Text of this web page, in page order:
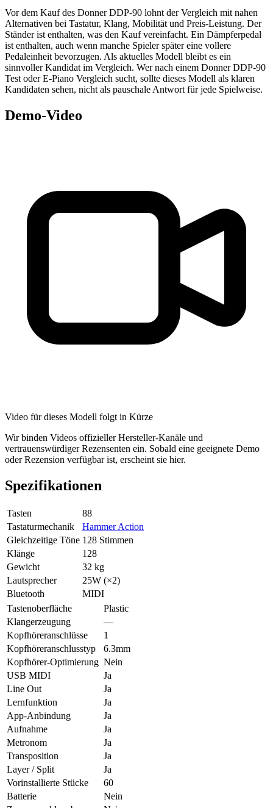
Vor dem Kauf des Donner DDP-90 lohnt der Vergleich mit nahen
Alternativen bei Tastatur, Klang, Mobilität und Preis-Leistung. Der
Ständer ist enthalten, was den Kauf vereinfacht. Ein Dämpferpedal
ist enthalten, auch wenn manche Spieler später eine vollere
Pedaleinheit bevorzugen. Als aktuelles Modell bleibt es ein
sinnvoller Kandidat im Vergleich. Wer nach einem Donner DDP-90
Test oder E-Piano Vergleich sucht, sollte dieses Modell als klaren
Kandidaten sehen, nicht als pauschale Antwort für jede Spielweise.
Demo-Video
Video für dieses Modell folgt in Kürze
Wir binden Videos offizieller Hersteller-Kanäle und
vertrauenswürdiger Rezensenten ein. Sobald eine geeignete Demo
oder Rezension verfügbar ist, erscheint sie hier.
Spezifikationen
Tasten
88
Tastaturmechanik
Hammer Action
Gleichzeitige Töne 128 Stimmen
Klänge
128
Gewicht
32 kg
Lautsprecher
25W (×2)
Bluetooth
MIDI
Tastenoberfläche
Plastic
Klangerzeugung
—
Kopfhöreranschlüsse
1
Kopfhöreranschlusstyp
6.3mm
Kopfhörer-Optimierung Nein
USB MIDI
Ja
Line Out
Ja
Lernfunktion
Ja
App-Anbindung
Ja
Aufnahme
Ja
Metronom
Ja
Transposition
Ja
Layer / Split
Ja
Vorinstallierte Stücke
60
Batterie
Nein